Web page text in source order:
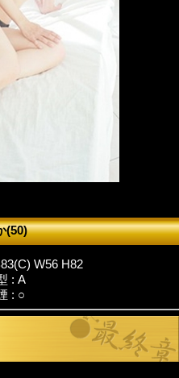
(50)
W56 H82
: A
: ○